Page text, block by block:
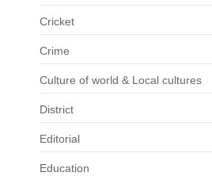
Cricket
Crime
Culture of world & Local cultures
District
Editorial
Education